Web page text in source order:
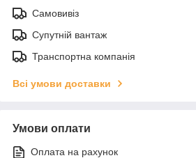
Самовивіз
Супутній вантаж
Транспортна компанія
Всі умови доставки
Умови оплати
Оплата на рахунок